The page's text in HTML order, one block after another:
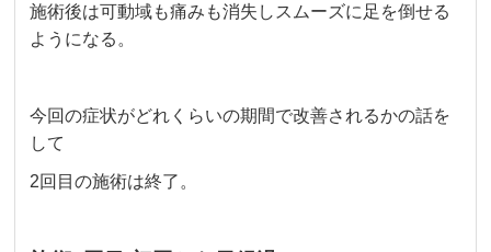
施術後は可動域も痛みも消失しスムーズに足を倒せる
ようになる。
今回の症状がどれくらいの期間で改善されるかの話を
して
2回目の施術は終了。